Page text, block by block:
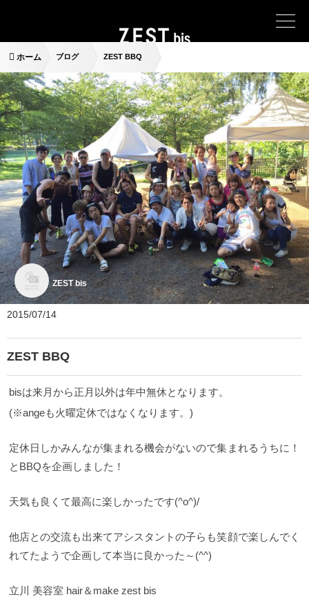
ホーム ブログ ZEST BBQ
ZEST bis
2015/07/14
ZEST BBQ
bisは来月から正月以外は年中無休となります。
(※angeも火曜定休ではなくなります。)
定休日しかみんなが集まれる機会がないので集まれるうちに！
とBBQを企画しました！
天気も良くて最高に楽しかったです(^o^)/
他店との交流も出来てアシスタントの子らも笑顔で楽しんでく
れてたようで企画して本当に良かった～(^^)
立川 美容室 hair＆make zest bis